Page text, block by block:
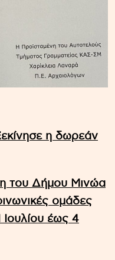
η δωρεάν
του Δήμου Μινώα
ομάδες
έως 4